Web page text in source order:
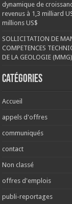
dynamique de
revenus à 1,3 milliard
millions US$
SOLLICITATION DE
COMPETENCES
DE LA GEOLOGIE (MMG)
Catégories
Accueil
appels d'offres
communiqués
contact
Non classé
offres d'emplois
publi-reportages